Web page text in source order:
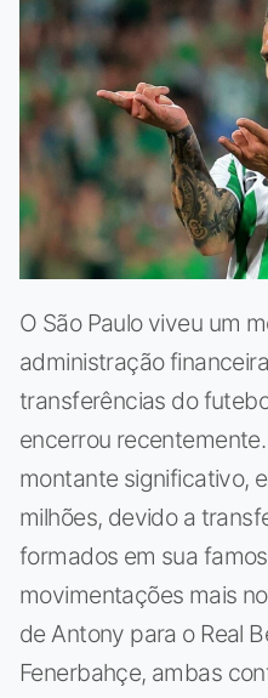
O São Paulo viveu um
administração
transferências do
encerrou
montante significativo,
milhões, devido a
formados em sua
movimentações mais
de Antony para o Real
Fenerbahçe, ambas